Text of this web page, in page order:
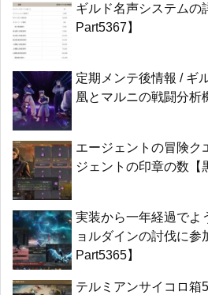
ギルド名声システムの
Part5367】
定期メンテ後情報 / ギ
凰とマルニの戦闘分析
エージェントの冒険ク
ジェントの印章の数【
実装から一年経過でよ
ョルダインの討伐に
Part5365】
テルミアンサイコロ箱